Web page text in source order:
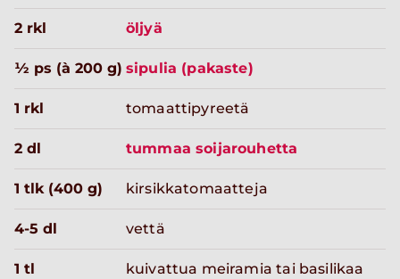
2 rkl öljyä
½ ps (à 200 g) sipulia (pakaste)
1 rkl tomaattipyreetä
2 dl tummaa soijarouhetta
1 tlk (400 g) kirsikkatomaatteja
4-5 dl vettä
1 tl kuivattua meiramia tai basilikaa